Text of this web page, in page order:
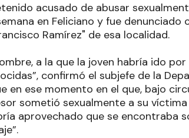
acusado de abusar
en Feliciano y fue denunciado
Ramírez" de esa localidad.
a la que la joven habría ido
confirmó el subjefe de la
en ese momento en el que, bajo
sometió sexualmente a su
aprovechado que se encontraba